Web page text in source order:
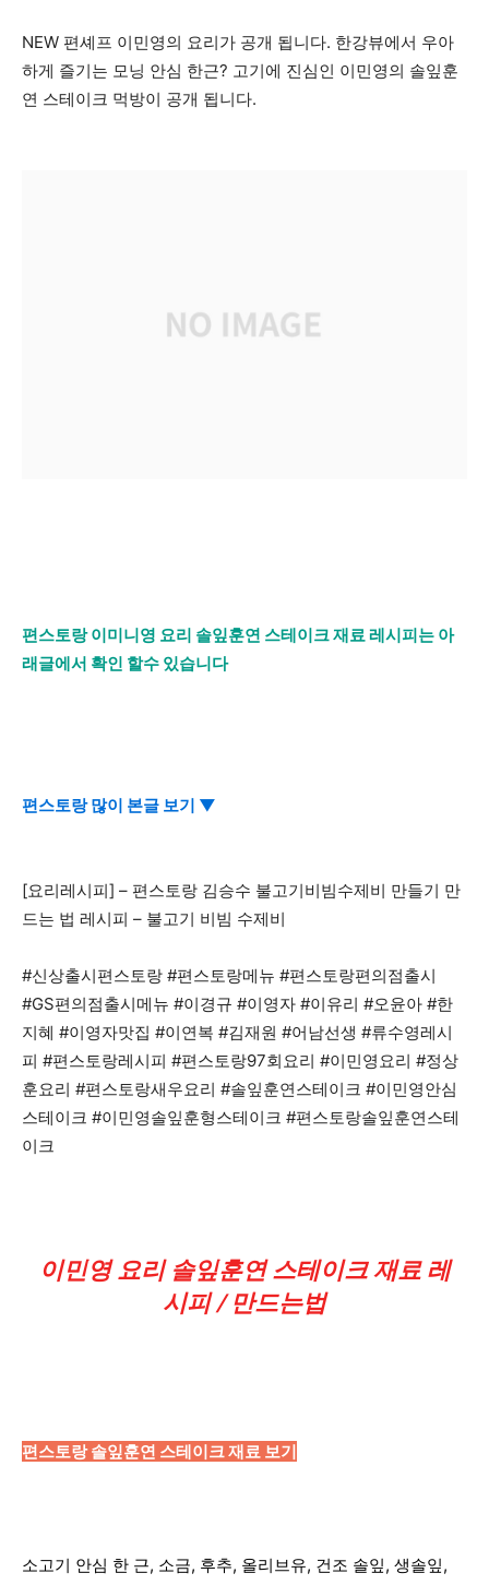
NEW 편셰프 이민영의 요리가 공개 됩니다. 한강뷰에서 우아
하게 즐기는 모닝 안심 한근? 고기에 진심인 이민영의 솔잎훈
연 스테이크 먹방이 공개 됩니다.
편스토랑 이미니영 요리 솔잎훈연 스테이크 재료 레시피는 아
래글에서 확인 할수 있습니다
편스토랑 많이 본글 보기 ▼
[요리레시피] – 편스토랑 김승수 불고기비빔수제비 만들기 만
드는 법 레시피 – 불고기 비빔 수제비
#신상출시편스토랑 #편스토랑메뉴 #편스토랑편의점출시
#GS편의점출시메뉴 #이경규 #이영자 #이유리 #오윤아 #한
지혜 #이영자맛집 #이연복 #김재원 #어남선생 #류수영레시
피 #편스토랑레시피 #편스토랑97회요리 #이민영요리 #정상
훈요리 #편스토랑새우요리 #솔잎훈연스테이크 #이민영안심
스테이크 #이민영솔잎훈형스테이크 #편스토랑솔잎훈연스테
이크
이민영 요리 솔잎훈연 스테이크 재료 레
시피 / 만드는법
편스토랑 솔잎훈연 스테이크 재료 보기
소고기 안심 한 근, 소금, 후추, 올리브유, 건조 솔잎, 생솔잎,